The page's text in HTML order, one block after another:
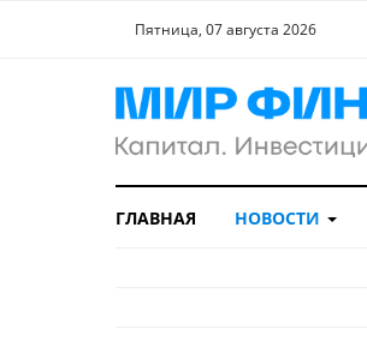
Пятница, 07 августа 2026
ГЛАВНАЯ НОВОСТИ